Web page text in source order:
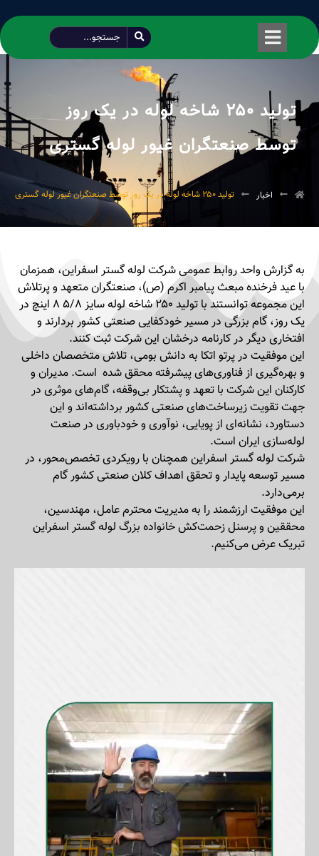
طراحی شده توسط محمود سیفی | 4215 887 0915
تولید ۲۵۰ شاخه لوله در یک روز
توسط صنعتگران غیور لوله گستری
اخبار تولید ۲۵۰ شاخه لوله در یک روز توسط صنعتگران غیور لوله گستری
به گزارش واحد روابط عمومی شرکت لوله گستر اسفراین، همزمان
با عید فرخنده مبعث پیامبر اکرم (ص)، صنعتگران متعهد و پرتلاش
این مجموعه توانستند با تولید ۲۵۰ شاخه لوله سایز ۵/۸ ۸ اینچ در
یک روز، گام بزرگی در مسیر خودکفایی صنعتی کشور بردارند و
افتخاری دیگر در کارنامه درخشان این شرکت ثبت کنند.
این موفقیت در پرتو اتکا به دانش بومی، تلاش متخصصان داخلی
و بهره‌گیری از فناوری‌های پیشرفته محقق شده است. مدیران و
کارکنان این شرکت با تعهد و پشتکار بی‌وقفه، گام‌های موثری در
جهت تقویت زیرساخت‌های صنعتی کشور برداشته‌اند و این
دستاورد، نشانه‌ای از پویایی، نوآوری و خودباوری در صنعت
لوله‌سازی ایران است.
شرکت لوله گستر اسفراین همچنان با رویکردی تخصص‌محور، در
مسیر توسعه پایدار و تحقق اهداف کلان صنعتی کشور گام
برمی‌دارد.
این موفقیت ارزشمند را به مدیریت محترم عامل، مهندسین،
محققین و پرسنل زحمت‌کش خانواده بزرگ لوله گستر اسفراین
تبریک عرض می‌کنیم.